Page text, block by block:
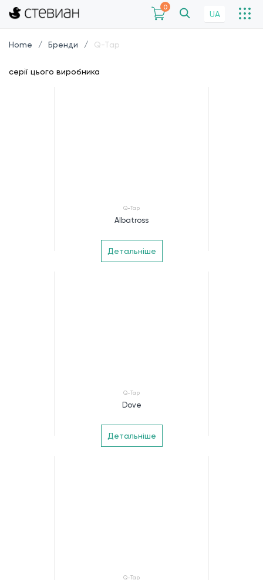
0
UA
Home Бренди Q-Tap
серії цього виробника
Q-Tap
Albatross
Детальніше
Q-Tap
Dove
Детальніше
Q-Tap